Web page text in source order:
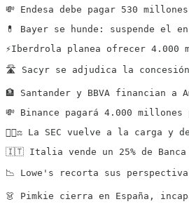
💸 Endesa debe pagar 530
💊 Bayer se hunde: suspende el
⚡️Iberdrola planea ofrecer
🛣️ Sacyr se adjudica la
🏦 Santander y BBVA financian a
💸 Binance pagará 4.000
👩🏻‍⚖️ La SEC vuelve a la carga
🇮🇹 Italia vende un 25% de
📉 Lowe's recorta sus
👗 Pimkie cierra en España,